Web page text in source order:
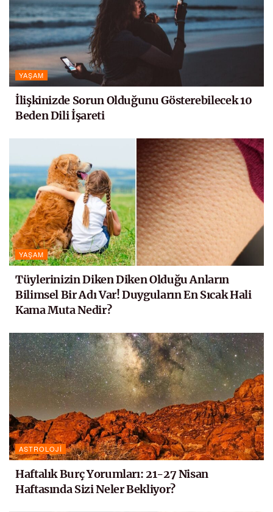
YAŞAM
İlişkinizde Sorun Olduğunu Gösterebilecek 10
Beden Dili İşareti
YAŞAM
Tüylerinizin Diken Diken Olduğu Anların
Bilimsel Bir Adı Var! Duyguların En Sıcak Hali
Kama Muta Nedir?
ASTROLOJI
Haftalık Burç Yorumları: 21-27 Nisan
Haftasında Sizi Neler Bekliyor?